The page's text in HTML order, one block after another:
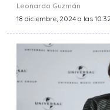
Leonardo Guzmán
18 diciembre, 2024 a las 10:32